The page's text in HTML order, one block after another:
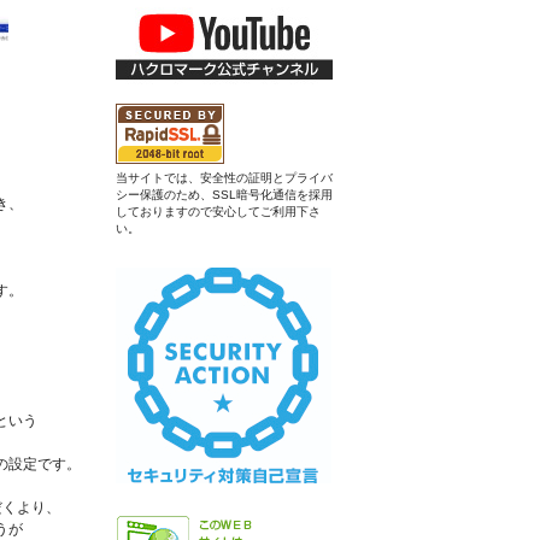
いう
定です。
より、
が
当サイトでは、安全性の証明とプライバ
シー保護のため、SSL暗号化通信を採用
しておりますので安心してご利用下さ
い。